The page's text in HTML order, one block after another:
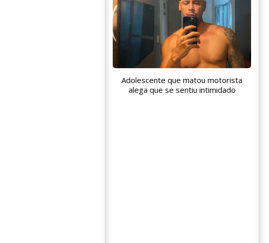
Adolescente que matou motorista
alega que se sentiu intimidado